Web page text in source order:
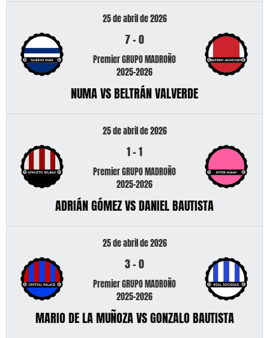
25 de abril de 2026
7-0
Premier GRUPO MADROÑO
2025-2026
NUMA VS BELTRÁN VALVERDE
25 de abril de 2026
1-1
Premier GRUPO MADROÑO
2025-2026
ADRIÁN GÓMEZ VS DANIEL BAUTISTA
25 de abril de 2026
3-0
Premier GRUPO MADROÑO
2025-2026
MARIO DE LA MUÑOZA VS GONZALO BAUTISTA